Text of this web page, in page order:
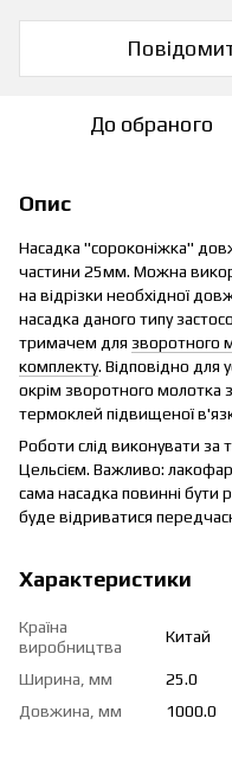
До обраного
Опис
Насадка "сороконіжка"
частини 25мм. Можна
на відрізки необхідної
насадка даного типу
тримачем для зворотного
комплекту. Відповідно для
окрім зворотного молотка
термоклей підвищеної
Роботи слід виконувати за
Цельсієм. Важливо:
сама насадка повинні бути
буде відриватися
Характеристики
Країна
виробництва
Китай
Ширина, мм
25.0
Довжина, мм
1000.0